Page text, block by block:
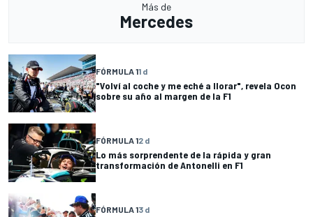
Más de
Mercedes
FÓRMULA 11 d
"Volví al coche y me eché a llorar", revela Ocon
sobre su año al margen de la F1
FÓRMULA 12 d
Lo más sorprendente de la rápida y gran
transformación de Antonelli en F1
FÓRMULA 13 d